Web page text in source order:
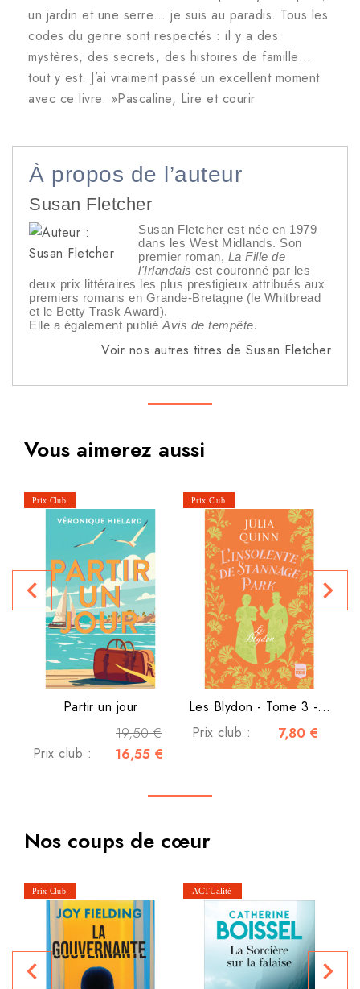
un jardin et une serre… je suis au paradis. Tous les
codes du genre sont respectés : il y a des
mystères, des secrets, des histoires de famille…
tout y est. J’ai vraiment passé un excellent moment
avec ce livre. »Pascaline, Lire et courir
À propos de l’auteur
Susan Fletcher
Susan Fletcher est née en 1979
dans les West Midlands. Son
premier roman, La Fille de
l'Irlandais est couronné par les
deux prix littéraires les plus prestigieux attribués aux
premiers romans en Grande-Bretagne (le Whitbread
et le Betty Trask Award).
Elle a également publiéAvis de tempête.
Voir nos autres titres de Susan Fletcher
Vous aimerez aussi
Partir un jour
19,50 €
Prix club : 16,55 €
Les Blydon - Tome 3 -...
Prix club :
7,80 €
navigate_before navigate_next
Nos coups de cœur
navigate_before navigate_next